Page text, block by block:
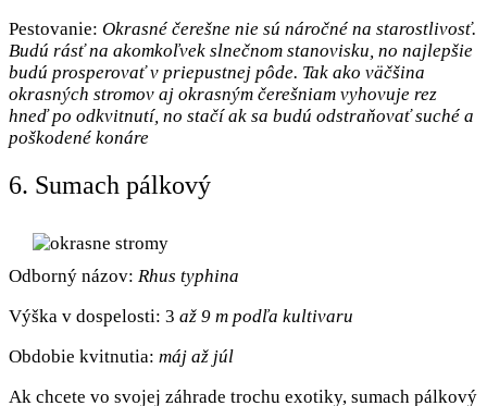
Pestovanie: Okrasné čerešne nie sú náročné na starostlivosť.
Budú rásť na akomkoľvek slnečnom stanovisku, no najlepšie
budú prosperovať v priepustnej pôde. Tak ako väčšina
okrasných stromov aj okrasným čerešniam vyhovuje rez
hneď po odkvitnutí, no stačí ak sa budú odstraňovať suché a
poškodené konáre
6. Sumach pálkový
Odborný názov: Rhus typhina
Výška v dospelosti: 3 až 9 m podľa kultivaru
Obdobie kvitnutia: máj až júl
Ak chcete vo svojej záhrade trochu exotiky, sumach pálkový